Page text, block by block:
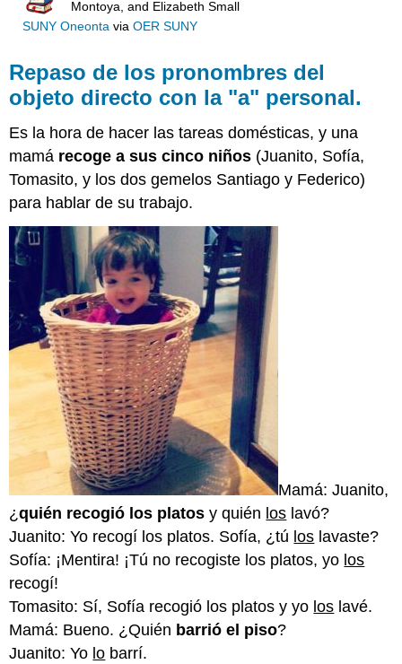
Montoya, and Elizabeth Small
SUNY Oneontavia OER SUNY
Repaso de los pronombres del
objeto directo con la "a" personal.
Es la hora de hacer las tareas domésticas, y una
mamá recoge a sus cinco niños (Juanito, Sofía,
Tomasito, y los dos gemelos Santiago y Federico)
para hablar de su trabajo.
Mamá: Juanito,
¿quién recogió los platos y quién los lavó?
Juanito: Yo recogí los platos. Sofía, ¿tú los lavaste?
Sofía: ¡Mentira! ¡Tú no recogiste los platos, yo los
recogí!
Tomasito: Sí, Sofía recogió los platos y yo los lavé.
Mamá: Bueno. ¿Quién barrió el piso?
Juanito: Yo lo barrí.